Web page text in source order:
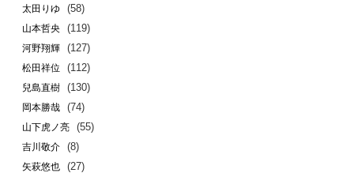
太田りゆ (58)
山本哲央 (119)
河野翔輝 (127)
松田祥位 (112)
兒島直樹 (130)
岡本勝哉 (74)
山下虎ノ亮 (55)
吉川敬介 (8)
矢萩悠也 (27)